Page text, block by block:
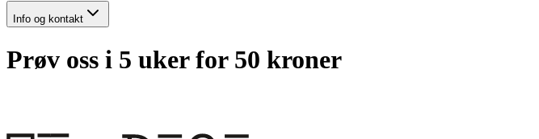
Info og kontakt
Prøv oss i 5 uker for 50 kroner